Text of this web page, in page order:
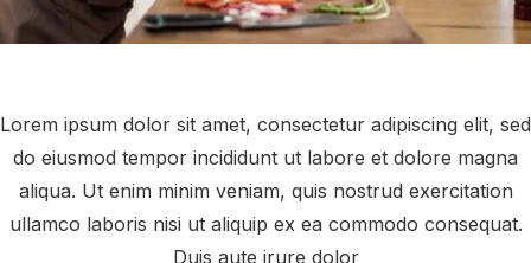
Lorem ipsum dolor sit amet, consectetur adipiscing elit, sed
do eiusmod tempor incididunt ut labore et dolore magna
aliqua. Ut enim minim veniam, quis nostrud exercitation
ullamco laboris nisi ut aliquip ex ea commodo consequat.
Duis aute irure dolor